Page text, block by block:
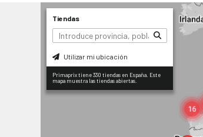
Tiendas
Utilizar mi ubicación
Primaprix tiene 330 tiendas en España. Este
mapa muestra las tiendas abiertas.